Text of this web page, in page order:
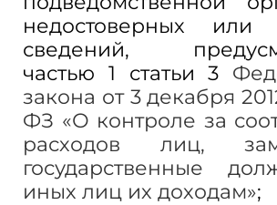
недостоверных или
сведений,
частью 1 статьи 3
закона от 3 декабря
ФЗ «О контроле за
расходов лиц,
государственные
иных лиц их доходам»;